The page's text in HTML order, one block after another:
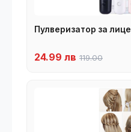
Пулверизатор за лице
24.99 лв 119.00